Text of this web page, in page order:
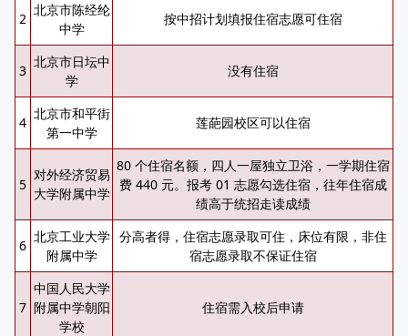
2
北京市陈经纶
中学
按中招计划填报住宿志愿可住宿
3
北京市日坛中
学
没有住宿
4
北京市和平街
第一中学
莲葩园校区可以住宿
5
对外经济贸易
大学附属中学
80 个住宿名额，四人一屋独立卫浴，一学期住宿
费 440 元。报考 01 志愿勾选住宿，往年住宿成
绩高于统招走读成绩
6
北京工业大学
附属中学
分高者得，住宿志愿录取可住，床位有限，非住
宿志愿录取不保证住宿
7
中国人民大学
附属中学朝阳
学校
住宿需入校后申请